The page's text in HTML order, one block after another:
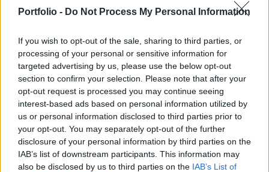
Portfolio - Do Not Process My Personal Information
If you wish to opt-out of the sale, sharing to third parties, or
processing of your personal or sensitive information for
targeted advertising by us, please use the below opt-out
section to confirm your selection. Please note that after your
opt-out request is processed you may continue seeing
interest-based ads based on personal information utilized by
us or personal information disclosed to third parties prior to
your opt-out. You may separately opt-out of the further
disclosure of your personal information by third parties on the
IAB’s list of downstream participants. This information may
also be disclosed by us to third parties on the IAB’s List of
brit kormány 2021augusztusától – jelentette be a
szigetország felsőoktatásért felelős minisztere. A
lépés a magyar diákokat is hátrányosan érinti,
hiszen így lényegesen drágább lehet a tanulás az
Egyesült Királyságban.
Az Európai Unióból való kilépés függvényében a brit
kormány felülvizsgálta a felsőoktatásban tanulók pénzügyi
támogatásának rendszerét, 2021 augusztusától az Unió
állampolgára nem lesznek jogosultak tandíjtámogatásra a
szigetországban – jelentette be Michelle Donelan
felsőoktatásért felelős miniszter. A lépés a tandíjmentesség